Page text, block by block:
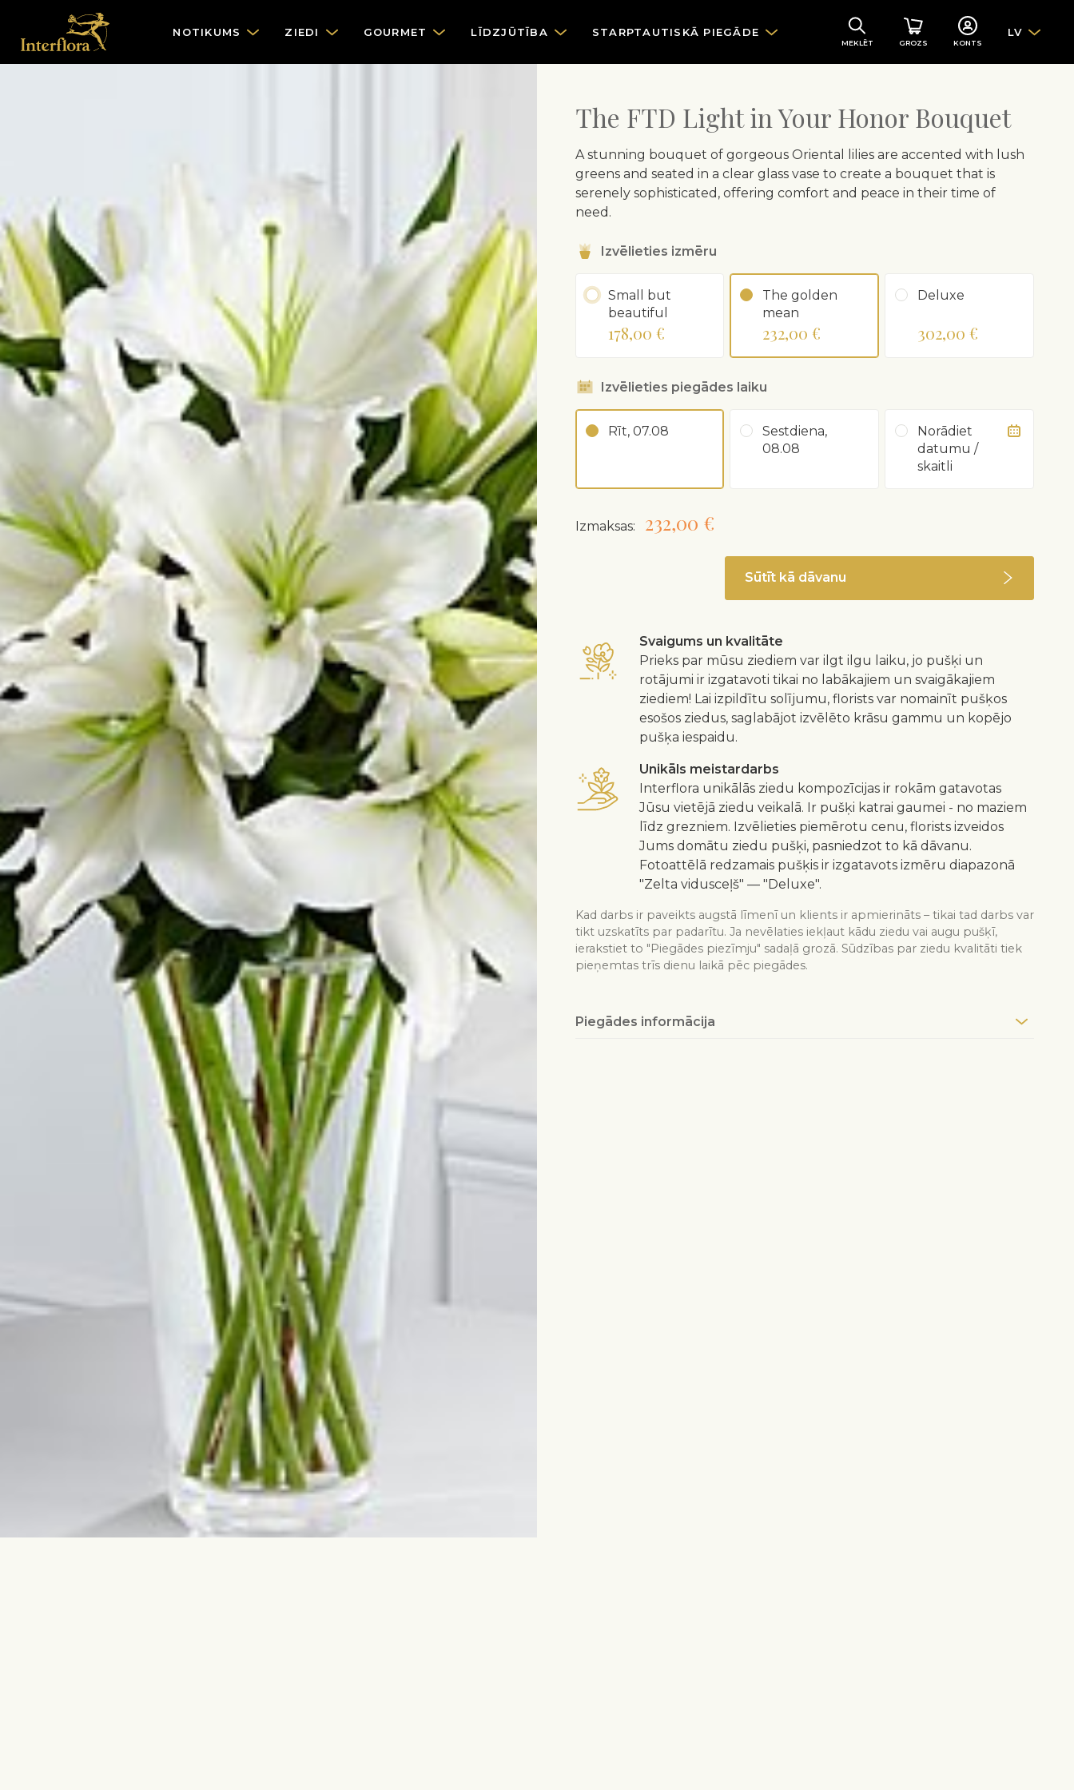
NOTIKUMS ZIEDI GOURMET LĪDZJŪTĪBA STARPTAUTISKĀ PIEGĀDE
MEKLĒT GROZS KONTS
LV
The FTD Light in Your Honor Bouquet
A stunning bouquet of gorgeous Oriental lilies are accented with lush
greens and seated in a clear glass vase to create a bouquet that is
serenely sophisticated, offering comfort and peace in their time of
need.
Izvēlieties izmēru
Small but
beautiful
178,00 €
The golden
mean
232,00 €
Deluxe
302,00 €
Izvēlieties piegādes laiku
Rīt, 07.08
Sestdiena,
08.08
Norādiet
datumu /
skaitli
Izmaksas: 232,00 €
Sūtīt kā dāvanu
Svaigums un kvalitāte
Prieks par mūsu ziediem var ilgt ilgu laiku, jo pušķi un
rotājumi ir izgatavoti tikai no labākajiem un svaigākajiem
ziediem! Lai izpildītu solījumu, florists var nomainīt pušķos
esošos ziedus, saglabājot izvēlēto krāsu gammu un kopējo
pušķa iespaidu.
Unikāls meistardarbs
Interflora unikālās ziedu kompozīcijas ir rokām gatavotas
Jūsu vietējā ziedu veikalā. Ir pušķi katrai gaumei - no maziem
līdz grezniem. Izvēlieties piemērotu cenu, florists izveidos
Jums domātu ziedu pušķi, pasniedzot to kā dāvanu.
Fotoattēlā redzamais pušķis ir izgatavots izmēru diapazonā
"Zelta vidusceļš" — "Deluxe".
Kad darbs ir paveikts augstā līmenī un klients ir apmierināts – tikai tad darbs var
tikt uzskatīts par padarītu. Ja nevēlaties iekļaut kādu ziedu vai augu pušķī,
ierakstiet to "Piegādes piezīmju" sadaļā grozā. Sūdzības par ziedu kvalitāti tiek
pieņemtas trīs dienu laikā pēc piegādes.
Piegādes informācija